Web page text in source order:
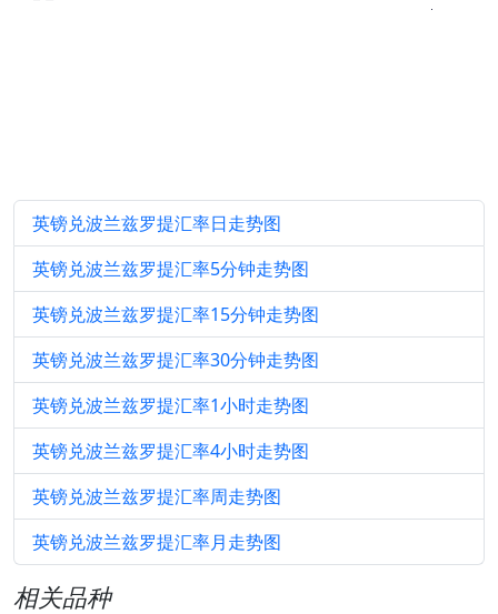
英镑兑波兰兹罗提汇率日走势图
英镑兑波兰兹罗提汇率5分钟走势图
英镑兑波兰兹罗提汇率15分钟走势图
英镑兑波兰兹罗提汇率30分钟走势图
英镑兑波兰兹罗提汇率1小时走势图
英镑兑波兰兹罗提汇率4小时走势图
英镑兑波兰兹罗提汇率周走势图
英镑兑波兰兹罗提汇率月走势图
相关品种